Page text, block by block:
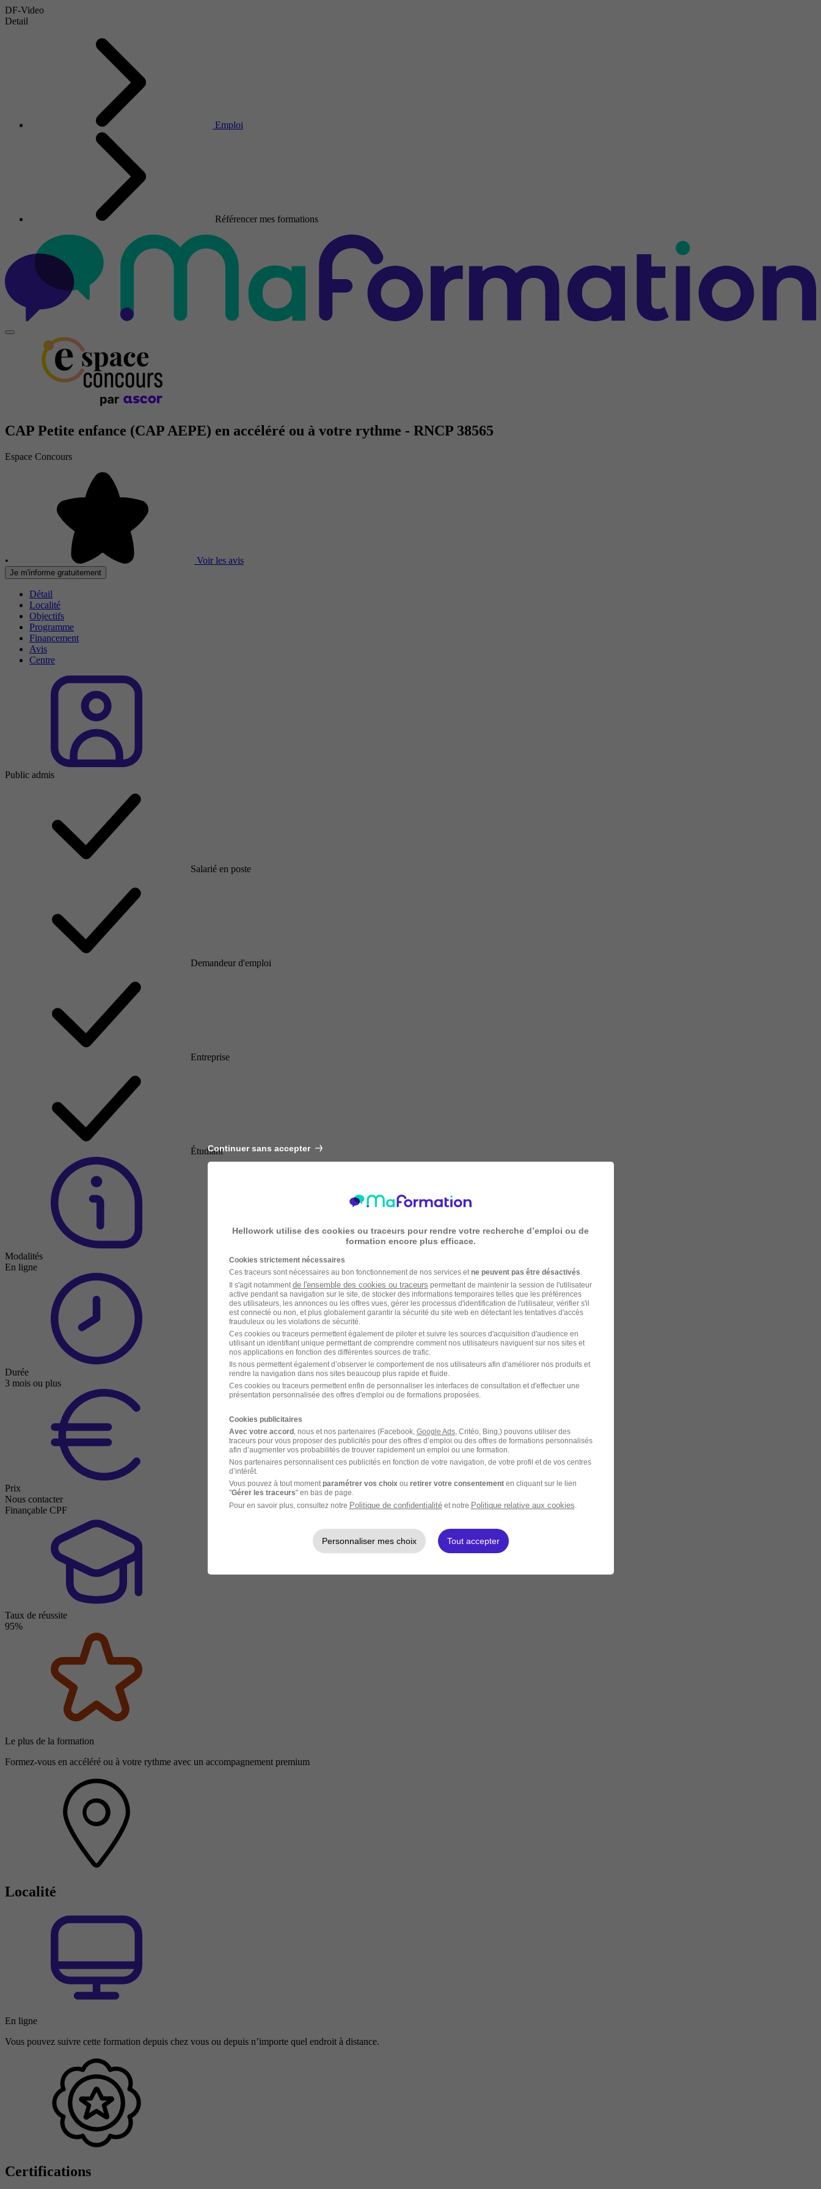
DF-Video
Detail
Emploi
Référencer mes formations
CAP Petite enfance (CAP AEPE) en accéléré ou à votre rythme - RNCP 38565
Espace Concours
• Voir les avis
Je m'informe gratuitement
Détail
Localité
Objectifs
Programme
Financement
Avis
Centre
Public admis
Salarié en poste
Demandeur d'emploi
Entreprise
Étudiant
Modalités
En ligne
Durée
3 mois ou plus
Prix
Nous contacter
Finançable CPF
Taux de réussite
95%
Le plus de la formation
Formez-vous en accéléré ou à votre rythme avec un accompagnement premium
Localité
En ligne
Vous pouvez suivre cette formation depuis chez vous ou depuis n’importe quel endroit à distance.
Certifications
Continuer sans accepter
Hellowork utilise des cookies ou traceurs pour rendre votre recherche d’emploi ou de
formation encore plus efficace.
Cookies strictement nécessaires
Ces traceurs sont nécessaires au bon fonctionnement de nos services et ne peuvent pas être désactivés
Il s'agit notamment de l'ensemble des cookies ou traceurs permettant de maintenir la session de l'utilisateur
active pendant sa navigation sur le site, de stocker des informations temporaires telles que les préférences
des utilisateurs, les annonces ou les offres vues, gérer les processus d'identification de l'utilisateur, vérifier s'il
est connecté ou non, et plus globalement garantir la sécurité du site web en détectant les tentatives d'accès
frauduleux ou les violations de sécurité.
Ces cookies ou traceurs permettent également de piloter et suivre les sources d'acquisition d'audience en
utilisant un identifiant unique permettant de comprendre comment nos utilisateurs naviguent sur nos sites et
nos applications en fonction des différentes sources de trafic.
Ils nous permettent également d’observer le comportement de nos utilisateurs afin d'améliorer nos produits et
rendre la navigation dans nos sites beaucoup plus rapide et fluide.
Ces cookies ou traceurs permettent enfin de personnaliser les interfaces de consultation et d'effectuer une
présentation personnalisée des offres d'emploi ou de formations proposées.
Cookies publicitaires
Avec votre accord, nous et nos partenaires (Facebook, Google Ads, Critéo, Bing,) pouvons utiliser des
traceurs pour vous proposer des publicités pour des offres d’emploi ou des offres de formations personnalisés
afin d’augmenter vos probabilités de trouver rapidement un emploi ou une formation.
Nos partenaires personnalisent ces publicités en fonction de votre navigation, de votre profil et de vos centres
d’intérêt.
Vous pouvez à tout moment paramétrer vos choix ou retirer votre consentementen cliquant sur le lien
"Gérer les traceurs" en bas de page.
Pour en savoir plus, consultez notre Politique de confidentialitéet notre Politique relative aux cookies
Personnaliser mes choix Tout accepter